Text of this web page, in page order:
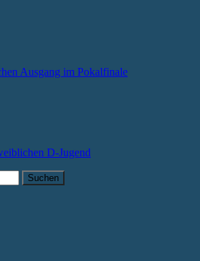
Ausgang im Pokalfinale
D-Jugend